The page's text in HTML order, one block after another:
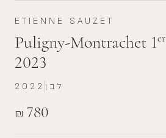
ETIENNE SAUZET
Puligny-Montrachet 1er
2023
₪ 780
2022 לבן